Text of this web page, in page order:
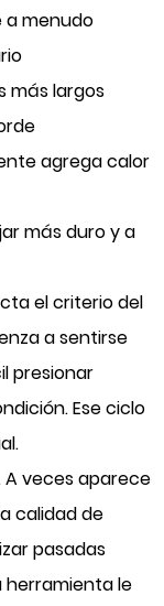
a menudo
más largos
agrega calor
más duro y a
el criterio del
a sentirse
presionar
Ese ciclo
A veces aparece
calidad de
pasadas
herramienta le